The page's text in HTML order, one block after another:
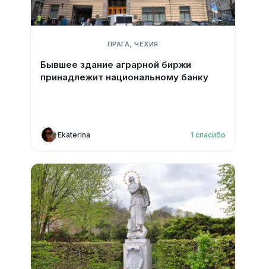
ПРАГА, ЧЕХИЯ
Бывшее здание аграрной биржи
принадлежит национальному банку
Ekaterina 1 спасибо